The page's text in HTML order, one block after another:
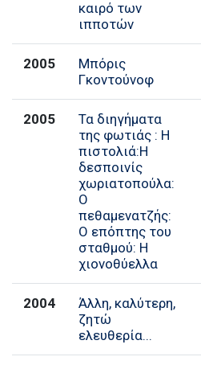
καιρό των
ιπποτών
2005
Μπόρις
Γκοντούνοφ
2005
Τα διηγήματα
της φωτιάς : Η
πιστολιά:Η
δεσποινίς
χωριατοπούλα:
Ο
πεθαμενατζής:
Ο επόπτης του
σταθμού: Η
χιονοθύελλα
2004
Άλλη, καλύτερη,
ζητώ
ελευθερία...